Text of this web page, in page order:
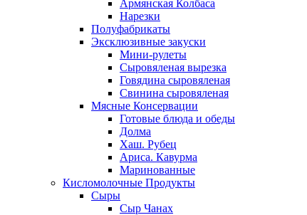
Армянская Колбаса
Нарезки
Полуфабрикаты
Эксклюзивные закуски
Мини-рулеты
Сыровяленая вырезка
Говядина сыровяленая
Свинина сыровяленая
Мясные Консервации
Готовые блюда и обеды
Долма
Хаш. Рубец
Ариса. Кавурма
Маринованные
Кисломолочные Продукты
Сыры
Сыр Чанах